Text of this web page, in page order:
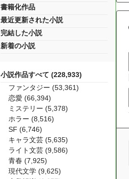
書籍化作品
最近更新された小説
完結した小説
新着の小説
小説作品すべて (228,933)
ファンタジー (53,361)
恋愛 (66,394)
ミステリー (5,378)
ホラー (8,516)
SF (6,746)
キャラ文芸 (5,635)
ライト文芸 (9,586)
青春 (7,925)
現代文学 (9,625)